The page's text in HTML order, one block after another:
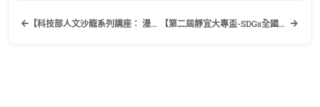
【科技部人文沙龍系列講座： 漫話漫畫-跨媒介的藝術張力】歡迎有興趣的同學踴躍報名！ 【第二屆靜宜大專盃-SDGs全國英語漫畫海報創意競賽】歡迎有興趣的同學踴躍報名！